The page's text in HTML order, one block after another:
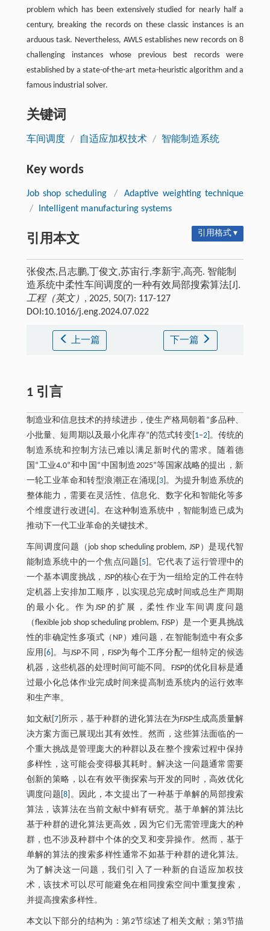
problem which has been extensively studied for nearly half a
century, breaking the records on these classic instances is an
arduous task. Nevertheless, AWLS establishes new records on 8
challenging instances whose previous best records were
established by a state-of-the-art meta-heuristic algorithm and a
famous industrial solver.
关键词
车间调度 / 自适应加权技术 / 智能制造系统
Key words
Job shop scheduling /
Adaptive weighting technique
/
Intelligent manufacturing systems
引用本文 引用格式 ▾
张俊杰,吕志鹏,丁俊文,苏宙行,李新宇,高亮. 智能制
造系统中柔性车间调度的一种有效局部搜索算法[J].
工程（英文） , 2025, 50(7): 117-127
DOI:10.1016/j.eng.2024.07.022
上一篇 下一篇
1 引言
制造业和信息技术的持续进步，使生产格局朝着“多品种、
小批量、短周期以及最小化库存”的范式转变[ 1‒2]。传统的
制造系统和控制方法已难以满足新时代的需求。随着德
国“工业4.0”和中国“中国制造2025”等国家战略的提出，新
一轮工业革命和转型浪潮正在涌现[ 3]。为提升制造系统的
整体能力，需要在灵活性、信息化、数字化和智能化等多
个维度进行改进[4 ]。在这种制造系统中，智能制造已成为
推动下一代工业革命的关键技术。
车间调度问题（job shop scheduling problem, JSP）是现代智
能制造系统中的一个焦点问题[ 5]。它代表了运行管理中的
一个基本调度挑战，JSP的核心在于为一组给定的工件在特
定机器上安排加工顺序，以实现总完成时间或总生产周期
的最小化。作为JSP的扩展，柔性作业车间调度问题
（flexible job shop scheduling problem, FJSP）是一个更具挑战
性的非确定性多项式（NP）难问题，在智能制造中有众多
应用[ 6]。与JSP不同，FJSP为每个工序分配一组特定的候选
机器，这些机器的处理时间可能不同。FJSP的优化目标是通
过最小化总体作业完成时间来提高制造系统内的运行效率
和生产率。
如文献[ 7]所示，基于种群的进化算法在为FJSP生成高质量解
决方案方面已展现出其有效性。然而，这些算法面临的一
个重大挑战是管理庞大的种群以及在整个搜索过程中保持
多样性，这可能会变得极其耗时。解决这一问题通常需要
创新的策略，以在有效平衡探索与开发的同时，高效优化
调度问题[8 ]。因此，本文提出了一种基于单解的局部搜索
算法，该算法在当前文献中鲜有研究。基于单解的算法比
基于种群的进化算法更高效，因为它们无需管理庞大的种
群，也不涉及种群中个体的交叉和变异操作。然而，基于
单解的算法的搜索多样性通常不如基于种群的进化算法。
为了解决这一问题，我们引入了一种新的自适应加权技
术，该技术可以尽可能避免在相同搜索空间中重复搜索，
并提高搜索多样性。
本文以下部分的结构为：第2节综述了相关文献；第3节描